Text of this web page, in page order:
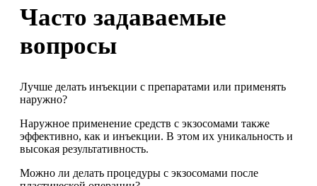
Часто задаваемые
вопросы
Лучше делать инъекции с препаратами или применять
наружно?
Наружное применение средств с экзосомами также
эффективно, как и инъекции. В этом их уникальность и
высокая результативность.
Можно ли делать процедуры с экзосомами после